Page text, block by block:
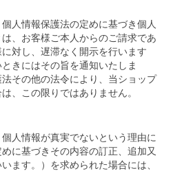
人情報保護法の定めに基づき個人
、お客様ご本人からのご請求であ
対し、遅滞なく開示を行います
きにはその旨を通知いたしま
その他の法令により、当ショップ
、この限りではありません。
人情報が真実でないという理由に
に基づきその内容の訂正、追加又
ます。）を求められた場合には、